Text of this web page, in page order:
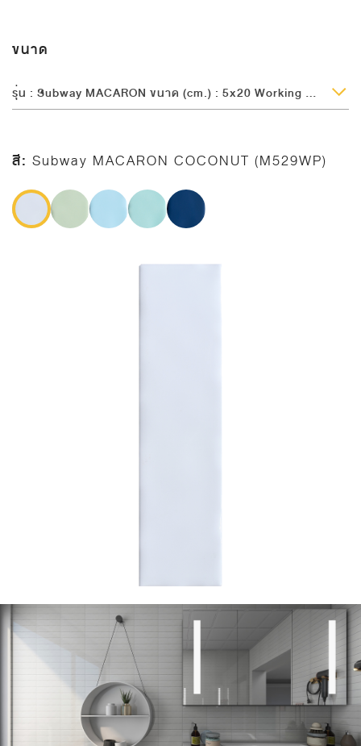
ขนาด
รุ่น : Subway MACARON ขนาด (cm.) : 5x20 Working Size (cm.) : 5x20 ความหนา (mm.) : 7
สี: Subway MACARON COCONUT (M529WP)